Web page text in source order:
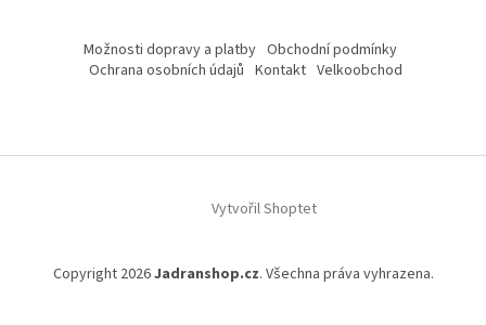
Možnosti dopravy a platby Obchodní podmínky
Ochrana osobních údajů Kontakt Velkoobchod
Vytvořil Shoptet
Copyright 2026Jadranshop.cz. Všechna práva vyhrazena.